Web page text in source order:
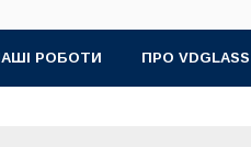
РОБОТИ ПРО VDGLASS